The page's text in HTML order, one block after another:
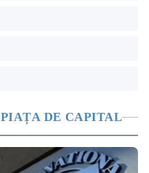
PIAȚA DE CAPITAL